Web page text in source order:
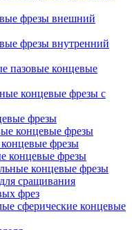
фрезы внешний
фрезы внутренний
пазовые концевые
концевые фрезы с
фрезы
концевые фрезы
фрезы
концевые фрезы
концевые фрезы
сращивания
фрез
сферические концевые